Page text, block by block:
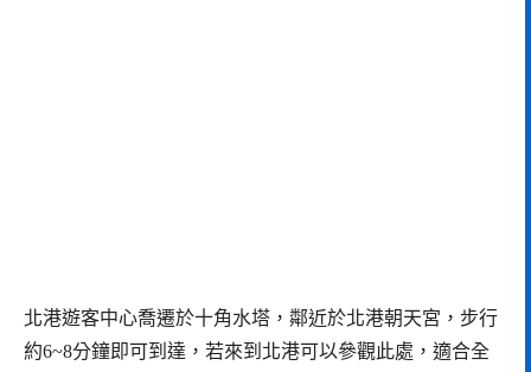
北港遊客中心喬遷於十角水塔，鄰近於北港朝天宮，步行
約6~8分鐘即可到達，若來到北港可以參觀此處，適合全